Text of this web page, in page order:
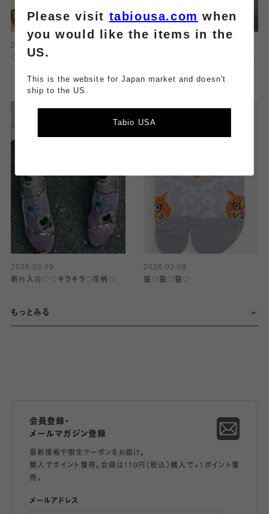
2026.03.12
♡お野菜柄が可愛いすぎる♡
大人気‼️ラメ✨アキレスガードスニ
2026.03.09
新作入荷♡♡キラキラ♡花柄♡
2026.03.09
猫♡猫♡猫♡
もっとみる
会員登録・
メールマガジン登録
最新情報や限定クーポンをお届け。
購入でポイント獲得。会員は110円（税込）購入で+1ポイント獲
得。
メールアドレス
Please visit tabiousa.com when
you would like the items in the
US.
This is the website for Japan market and doesn't
ship to the US.
Tabio USA